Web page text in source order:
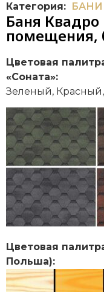
Категория:
Баня
помещения,
Цветовая
«Соната»:
Зеленый,
Цветовая
Польша):